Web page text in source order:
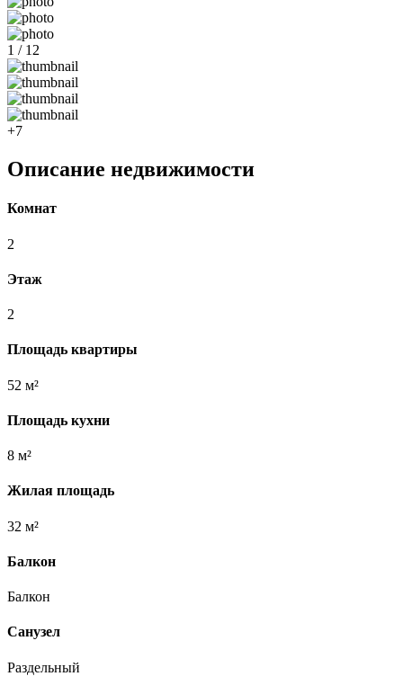
1 / 12
+7
Описание недвижимости
Комнат
2
Этаж
2
Площадь квартиры
52 м²
Площадь кухни
8 м²
Жилая площадь
32 м²
Балкон
Балкон
Санузел
Раздельный